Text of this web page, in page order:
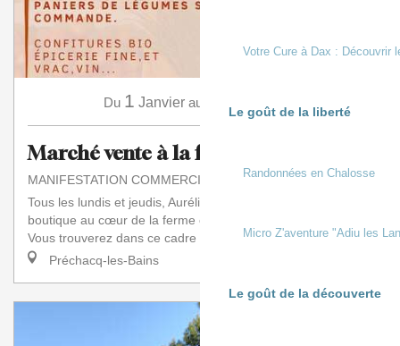
Votre Cure à Dax : Découvrir
Le goût de la liberté
Randonnées en Chalosse
Micro Z'aventure "Adiu les
Le goût de la découverte
Du 1 Janvier au
Marché vente à la ferme
MANIFESTATION COMMERCIALE
Tous les lundis et jeudis, Aurélie vous accueille dans sa
boutique au cœur de la ferme en maraîchage biologique.
Vous trouverez dans ce cadre agréable...
Préchacq-les-Bains